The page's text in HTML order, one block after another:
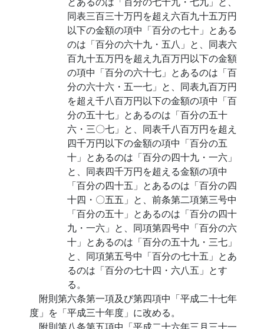
同表三百三十万円を超え六百九十五万円
以下の金額の項中「百分の七十」とある
のは「百分の六十九・五八」と、同表六
百九十五万円を超え九百万円以下の金額
の項中「百分の六十七」とあるのは「百
分の六十六・五一七」と、同表九百万円
を超え千八百万円以下の金額の項中「百
分の五十七」とあるのは「百分の五十
六・三〇七」と、同表千八百万円を超え
四千万円以下の金額の項中「百分の五
十」とあるのは「百分の四十九・一六」
と、同表四千万円を超える金額の項中
「百分の四十五」とあるのは「百分の四
十四・〇五五」と、前条第二項第三号中
「百分の五十」とあるのは「百分の四十
九・一六」と、同項第四号中「百分の六
十」とあるのは「百分の五十九・三七」
と、同項第五号中「百分の七十五」とあ
るのは「百分の七十四・六八五」とす
る。
附則第六条第一項及び第四項中「平成二十七年
度」を「平成三十年度」に改める。